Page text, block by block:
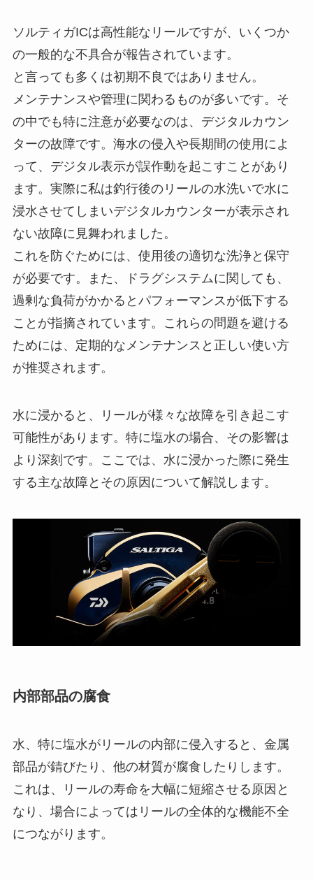
ソルティガICは高性能なリールですが、いくつか
の一般的な不具合が報告されています。
と言っても多くは初期不良ではありません。
メンテナンスや管理に関わるものが多いです。そ
の中でも特に注意が必要なのは、デジタルカウン
ターの故障です。海水の侵入や長期間の使用によ
って、デジタル表示が誤作動を起こすことがあり
ます。実際に私は釣行後のリールの水洗いで水に
浸水させてしまいデジタルカウンターが表示され
ない故障に見舞われました。
これを防ぐためには、使用後の適切な洗浄と保守
が必要です。また、ドラグシステムに関しても、
過剰な負荷がかかるとパフォーマンスが低下する
ことが指摘されています。これらの問題を避ける
ためには、定期的なメンテナンスと正しい使い方
が推奨されます。
水に浸かると、リールが様々な故障を引き起こす
可能性があります。特に塩水の場合、その影響は
より深刻です。ここでは、水に浸かった際に発生
する主な故障とその原因について解説します。
内部部品の腐食
水、特に塩水がリールの内部に侵入すると、金属
部品が錆びたり、他の材質が腐食したりします。
これは、リールの寿命を大幅に短縮させる原因と
なり、場合によってはリールの全体的な機能不全
につながります。